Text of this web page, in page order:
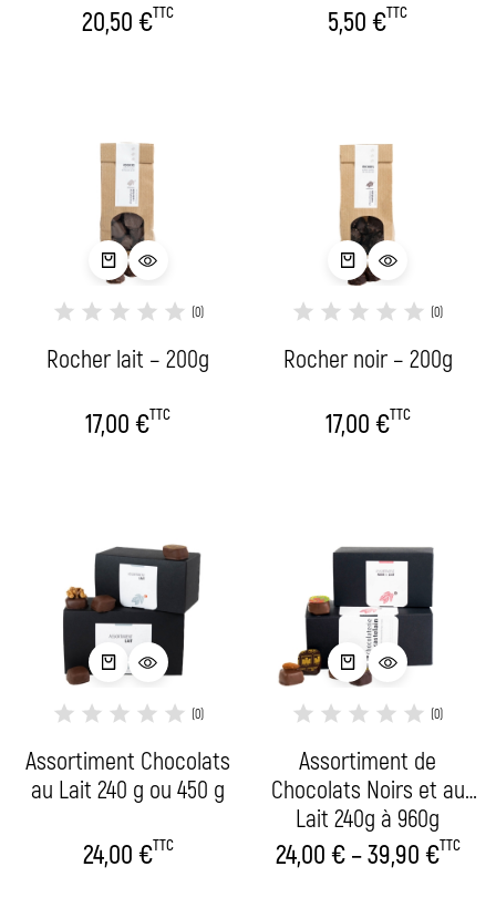
20,50€TTC 5,50€TTC
(0)
Rocher lait – 200g
17,00€TTC
(0)
Rocher noir – 200g
17,00 €TTC
(0)
Assortiment Chocolats
au Lait 240 g ou 450 g
24,00 €TTC
(0)
Assortiment de
Chocolats Noirs et au
Lait 240g à 960g
24,00 €–39,90 €TTC